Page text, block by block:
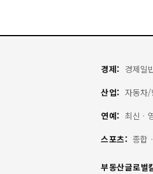
경제: 경제일
산업: 자동차/
연예: 최신 ·
스포츠: 종합 ·
부동산글로벌